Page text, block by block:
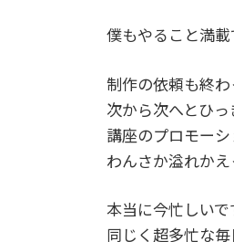
僕もやること満
制作の依頼も終
次から次へとひっ
講座のプロモー
わんさか溢れかえ
本当に今忙しいで
同じく超多忙な